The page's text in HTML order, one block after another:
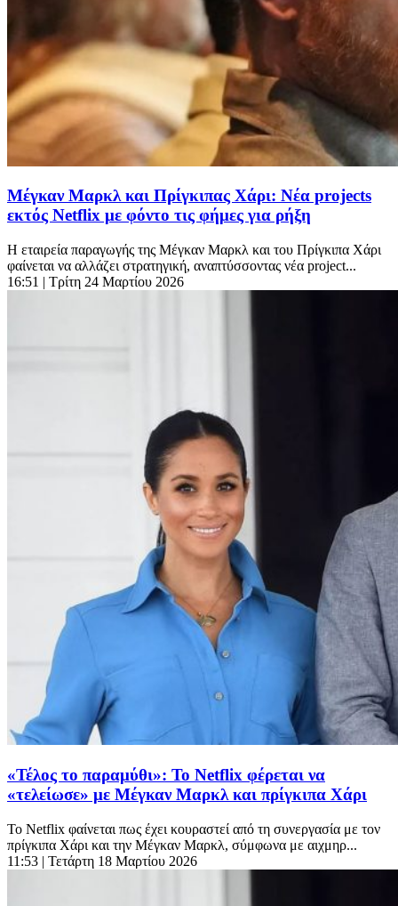
Μέγκαν Μαρκλ και Πρίγκιπας Χάρι: Νέα projects
εκτός Netflix με φόντο τις φήμες για ρήξη
Η εταιρεία παραγωγής της Μέγκαν Μαρκλ και του Πρίγκιπα Χάρι
φαίνεται να αλλάζει στρατηγική, αναπτύσσοντας νέα project...
16:51 | Τρίτη 24 Μαρτίου 2026
«Τέλος το παραμύθι»: Το Netflix φέρεται να
«τελείωσε» με Μέγκαν Μαρκλ και πρίγκιπα Χάρι
Το Netflix φαίνεται πως έχει κουραστεί από τη συνεργασία με τον
πρίγκιπα Χάρι και την Μέγκαν Μαρκλ, σύμφωνα με αιχμηρ...
11:53 | Τετάρτη 18 Μαρτίου 2026